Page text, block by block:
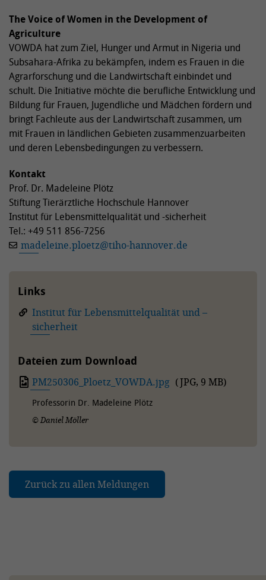
The Voice of Women in the Development of
Agriculture
VOWDA hat zum Ziel, Hunger und Armut in Nigeria und
Subsahara-Afrika zu bekämpfen, indem es Frauen in die
Agrarforschung und die Landwirtschaft einbindet und
schult. Die Initiative möchte die berufliche Entwicklung und
Bildung für Frauen, Jugendliche und Mädchen fördern und
bringt Fachleute aus der Landwirtschaft zusammen, um
mit Frauen in ländlichen Gebieten zusammenzuarbeiten
und deren Lebensbedingungen zu verbessern.
Kontakt
Prof. Dr. Madeleine Plötz
Stiftung Tierärztliche Hochschule Hannover
Institut für Lebensmittelqualität und -sicherheit
Tel.: +49 511 856-7256
madeleine.ploetz@tiho-hannover.de
Links
Institut für Lebensmittelqualität und –
sicherheit
Dateien zum Download
PM250306_Ploetz_VOWDA.jpg (JPG, 9 MB)
Professorin Dr. Madeleine Plötz
© Daniel Möller
Zurück zu allen Meldungen